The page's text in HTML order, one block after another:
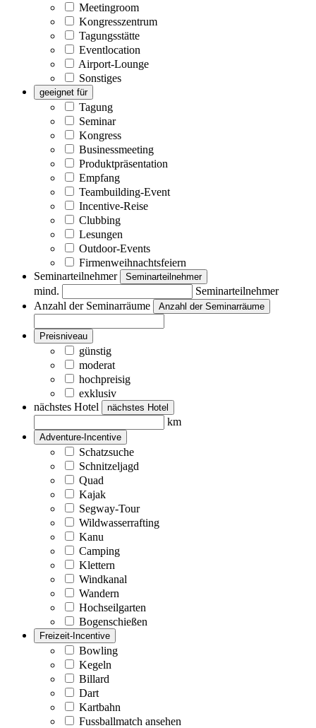
Meetingroom
Kongresszentrum
Tagungsstätte
Eventlocation
Airport-Lounge
Sonstiges
geeignet für
Tagung
Seminar
Kongress
Businessmeeting
Produktpräsentation
Empfang
Teambuilding-Event
Incentive-Reise
Clubbing
Lesungen
Outdoor-Events
Firmenweihnachtsfeiern
Seminarteilnehmer
Seminarteilnehmer
mind.
Seminarteilnehmer
Anzahl der Seminarräume
Anzahl der Seminarräume
Preisniveau
günstig
moderat
hochpreisig
exklusiv
nächstes Hotel
nächstes Hotel
km
Adventure-Incentive
Schatzsuche
Schnitzeljagd
Quad
Kajak
Segway-Tour
Wildwasserrafting
Kanu
Camping
Klettern
Windkanal
Wandern
Hochseilgarten
Bogenschießen
Freizeit-Incentive
Bowling
Kegeln
Billard
Dart
Kartbahn
Fussballmatch ansehen